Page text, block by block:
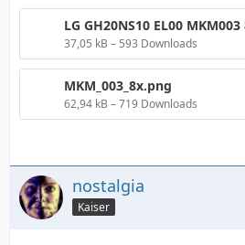
LG GH20NS10 EL00
37,05 kB – 593 Downloads
MKM_003_8x.png
62,94 kB – 719 Downloads
nostalgia
Kaiser